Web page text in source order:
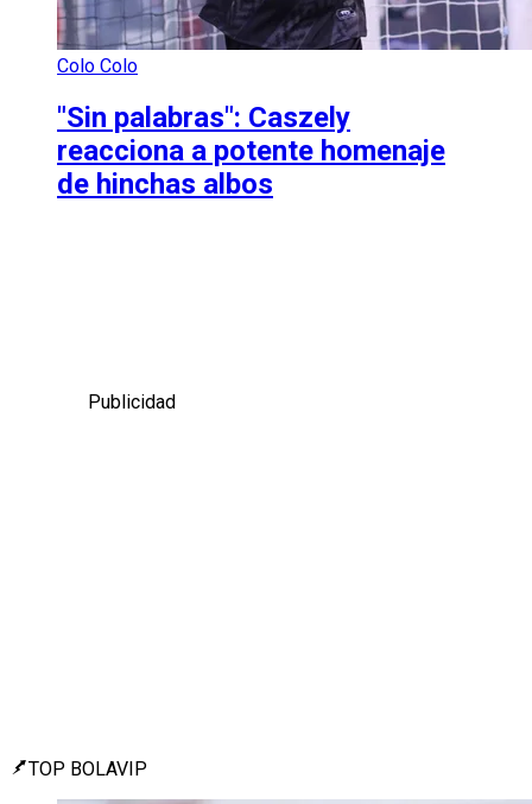
Colo Colo
"Sin palabras": Caszely
reacciona a potente homenaje
de hinchas albos
Publicidad
TOP BOLAVIP